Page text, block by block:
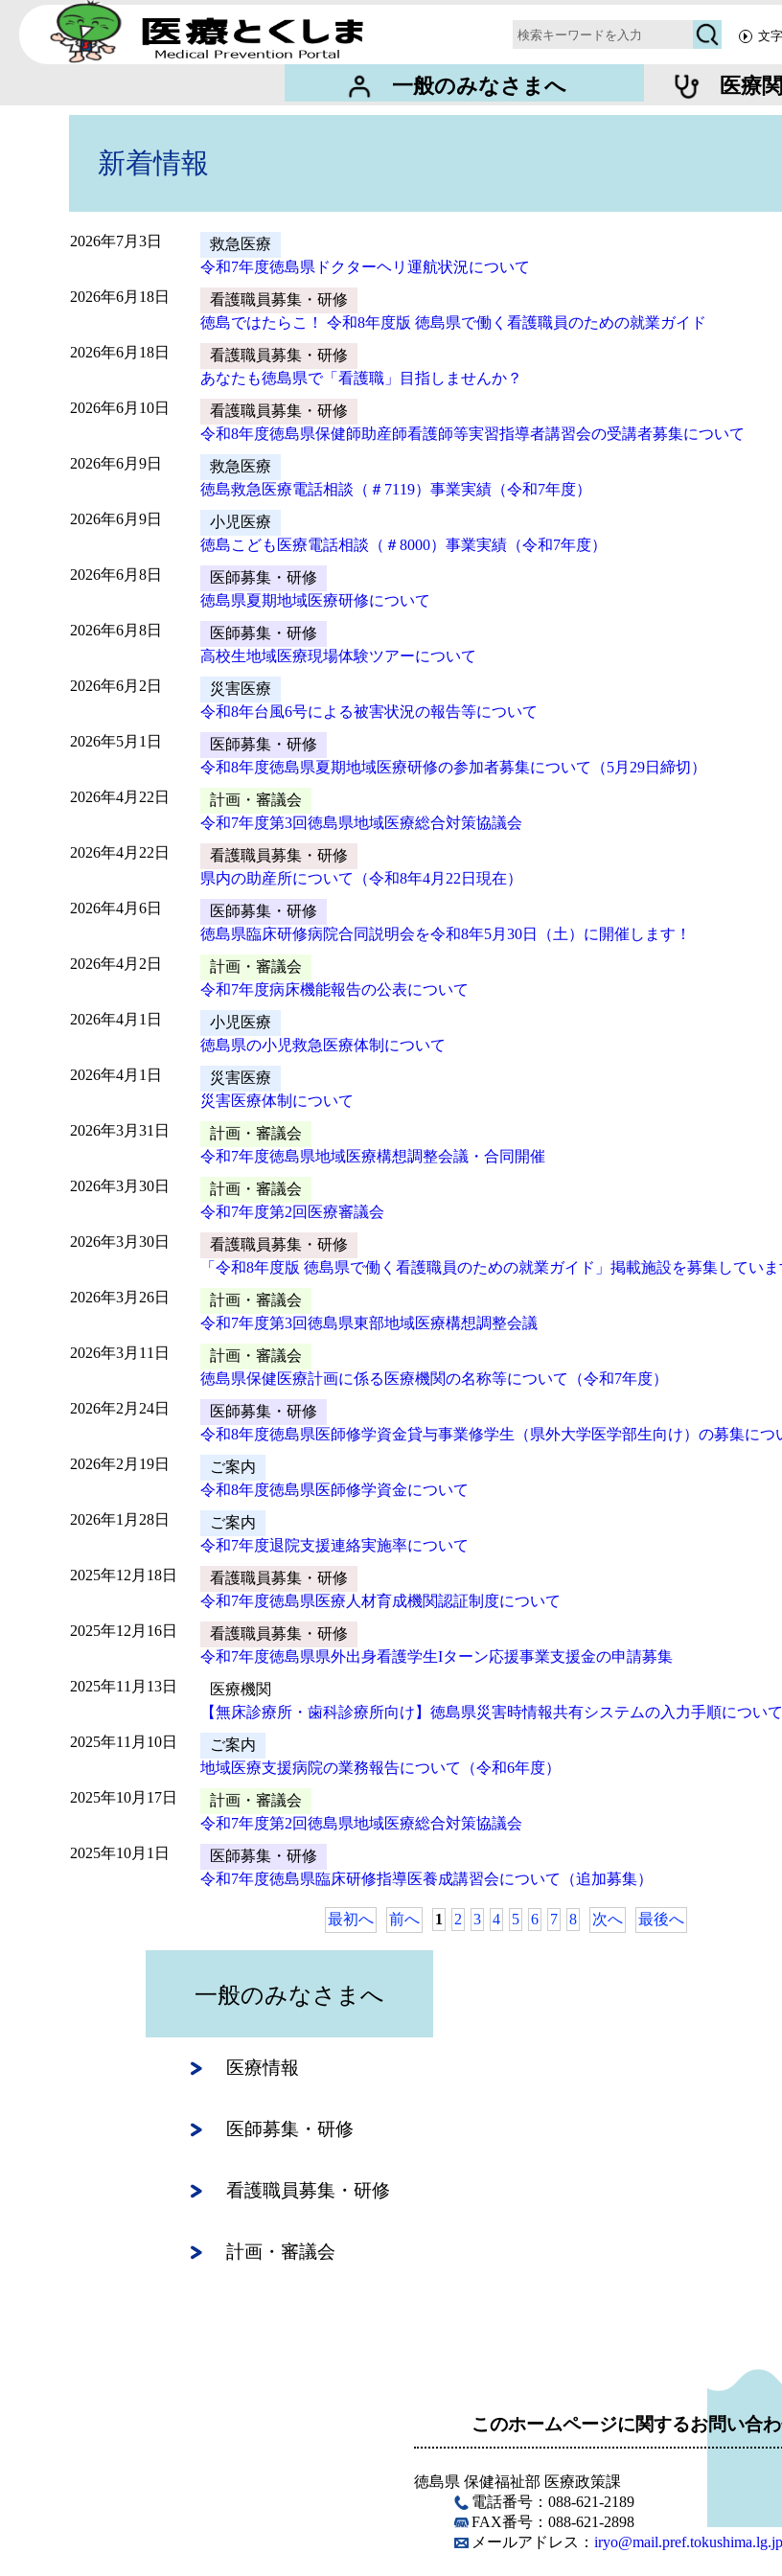
検
索
文
一般のみなさまへ 医療
新着情報
2026年7月3日
救急医療
令和7年度徳島県ドクターヘリ運航状況について
2026年6月18日
看護職員募集・研修
徳島ではたらこ！ 令和8年度版 徳島県で働く看護職員のための就業ガイド
2026年6月18日
看護職員募集・研修
あなたも徳島県で「看護職」目指しませんか？
2026年6月10日
看護職員募集・研修
令和8年度徳島県保健師助産師看護師等実習指導者講習会の受講者募集について
2026年6月9日
救急医療
徳島救急医療電話相談（＃7119）事業実績（令和7年度）
2026年6月9日
小児医療
徳島こども医療電話相談（＃8000）事業実績（令和7年度）
2026年6月8日
医師募集・研修
徳島県夏期地域医療研修について
2026年6月8日
医師募集・研修
高校生地域医療現場体験ツアーについて
2026年6月2日
災害医療
令和8年台風6号による被害状況の報告等について
2026年5月1日
医師募集・研修
令和8年度徳島県夏期地域医療研修の参加者募集について（5月29日締切）
2026年4月22日
計画・審議会
令和7年度第3回徳島県地域医療総合対策協議会
2026年4月22日
看護職員募集・研修
県内の助産所について（令和8年4月22日現在）
2026年4月6日
医師募集・研修
徳島県臨床研修病院合同説明会を令和8年5月30日（土）に開催します！
2026年4月2日
計画・審議会
令和7年度病床機能報告の公表について
2026年4月1日
小児医療
徳島県の小児救急医療体制について
2026年4月1日
災害医療
災害医療体制について
2026年3月31日
計画・審議会
令和7年度徳島県地域医療構想調整会議・合同開催
2026年3月30日
計画・審議会
令和7年度第2回医療審議会
2026年3月30日
看護職員募集・研修
「令和8年度版 徳島県で働く看護職員のための就業ガイド」掲載施設を募集していま
2026年3月26日
計画・審議会
令和7年度第3回徳島県東部地域医療構想調整会議
2026年3月11日
計画・審議会
徳島県保健医療計画に係る医療機関の名称等について（令和7年度）
2026年2月24日
医師募集・研修
令和8年度徳島県医師修学資金貸与事業修学生（県外大学医学部生向け）の募集につ
2026年2月19日
ご案内
令和8年度徳島県医師修学資金について
2026年1月28日
ご案内
令和7年度退院支援連絡実施率について
2025年12月18日
看護職員募集・研修
令和7年度徳島県医療人材育成機関認証制度について
2025年12月16日
看護職員募集・研修
令和7年度徳島県県外出身看護学生Iターン応援事業支援金の申請募集
2025年11月13日
医療機関
【無床診療所・歯科診療所向け】徳島県災害時情報共有システムの入力手順について
2025年11月10日
ご案内
地域医療支援病院の業務報告について（令和6年度）
2025年10月17日
計画・審議会
令和7年度第2回徳島県地域医療総合対策協議会
2025年10月1日
医師募集・研修
令和7年度徳島県臨床研修指導医養成講習会について（追加募集）
最初へ 前へ 1 2 3 4 5 6 7 8 次へ 最後へ
一般のみなさまへ
医療情報
医師募集・研修
看護職員募集・研修
計画・審議会
このホームページに関するお問い合
徳島県 保健福祉部 医療政策課
電話番号：088-621-2189
FAX番号：088-621-2898
メールアドレス： iryo@mail.pref.tokushima.lg.jp